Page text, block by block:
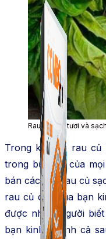
Rau củ quả tươi và
Trong khi đó, rau củ
trong bữa ăn của
bán các loại rau củ
rau củ quả của bạn
được nhiều người
bạn kinh doanh cả